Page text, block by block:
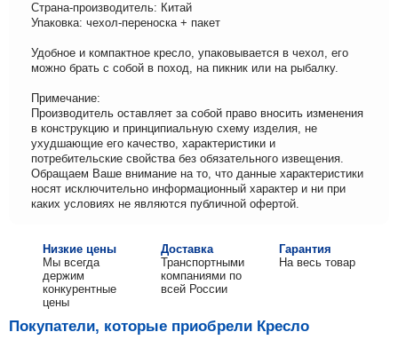
Страна-производитель: Китай
Упаковка: чехол-переноска + пакет
Удобное и компактное кресло, упаковывается в чехол, его
можно брать с собой в поход, на пикник или на рыбалку.
Примечание:
Производитель оставляет за собой право вносить изменения
в конструкцию и принципиальную схему изделия, не
ухудшающие его качество, характеристики и
потребительские свойства без обязательного извещения.
Обращаем Ваше внимание на то, что данные характеристики
носят исключительно информационный характер и ни при
каких условиях не являются публичной офертой.
Низкие цены
Мы всегда
держим
конкурентные
цены
Доставка
Транспортными
компаниями по
всей России
Гарантия
На весь товар
Покупатели, которые приобрели Кресло